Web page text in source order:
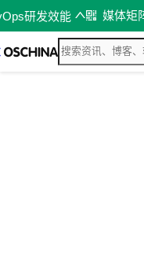
研发效能 媒体矩